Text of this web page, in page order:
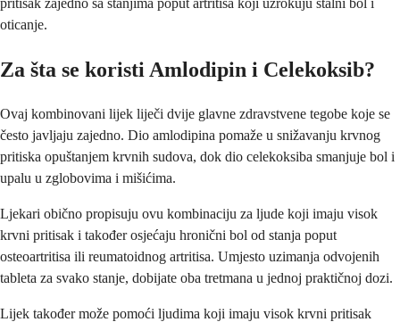
pritisak zajedno sa stanjima poput artritisa koji uzrokuju stalni bol i
oticanje.
Za šta se koristi Amlodipin i Celekoksib?
Ovaj kombinovani lijek liječi dvije glavne zdravstvene tegobe koje se
često javljaju zajedno. Dio amlodipina pomaže u snižavanju krvnog
pritiska opuštanjem krvnih sudova, dok dio celekoksiba smanjuje bol i
upalu u zglobovima i mišićima.
Ljekari obično propisuju ovu kombinaciju za ljude koji imaju visok
krvni pritisak i također osjećaju hronični bol od stanja poput
osteoartritisa ili reumatoidnog artritisa. Umjesto uzimanja odvojenih
tableta za svako stanje, dobijate oba tretmana u jednoj praktičnoj dozi.
Lijek također može pomoći ljudima koji imaju visok krvni pritisak